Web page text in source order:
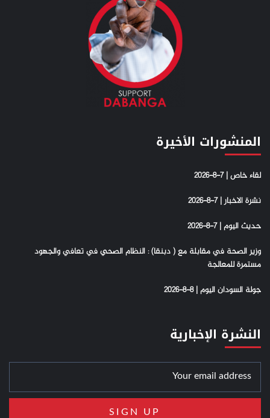
المنشورات الأخيرة
لقاء خاص | 7-8-2026
نشرة الاخبار | 7-8-2026
حديث اليوم | 7-8-2026
وزير الصحة في مقابلة مع ( دبنقا) : النظام الصحي في تعافي والجهود
مستمرة للمعالجة
جولة السودان اليوم | 8-8-2026
النشرة الإخبارية